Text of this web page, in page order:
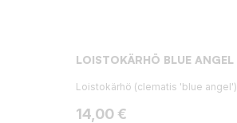
LOISTOKÄRHÖ BLUE ANGEL
Loistokärhö (clematis 'blue angel')
Hinta
14,00 €